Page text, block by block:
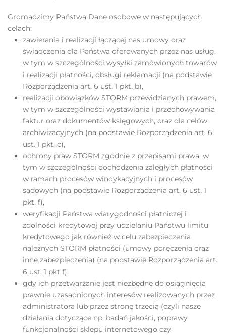
Gromadzimy Państwa Dane osobowe w następujących
celach:
zawierania i realizacji łączącej nas umowy oraz
świadczenia dla Państwa oferowanych przez nas usług,
w tym w szczególności wysyłki zamówionych towarów
i realizacji płatności, obsługi reklamacji (na podstawie
Rozporządzenia art. 6 ust. 1 pkt. b),
realizacji obowiązków STORM przewidzianych prawem,
w tym w szczególności wystawiania i przechowywania
faktur oraz dokumentów księgowych, oraz dla celów
archiwizacyjnych (na podstawie Rozporządzenia art. 6
ust. 1 pkt. c),
ochrony praw STORM zgodnie z przepisami prawa, w
tym w szczególności dochodzenia zaległych płatności
w ramach procesów windykacyjnych i procesów
sądowych (na podstawie Rozporządzenia art. 6 ust. 1
pkt. f),
weryfikacji Państwa wiarygodności płatniczej i
zdolności kredytowej przy udzielaniu Państwu limitu
kredytowego jak również w celu zabezpieczenia
należnych STORM płatności (umowy poręczenia oraz
inne zabezpieczenia) (na podstawie Rozporządzenia art.
6 ust. 1 pkt f),
gdy ich przetwarzanie jest niezbędne do osiągnięcia
prawnie uzasadnionych interesów realizowanych przez
administratora lub przez stronę trzecią (czyli nasze
działania dotyczące np. badań jakości, poprawy
funkcjonalności sklepu internetowego czy